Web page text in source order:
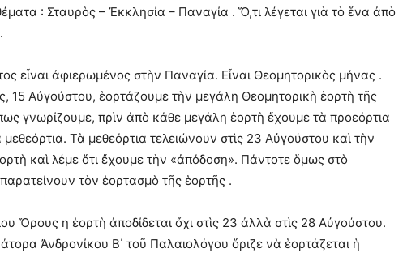
: Σταυρὸς – Ἐκκλησία – Παναγία . Ὅ,τι λέγεται γιὰ τὸ ἕνα ἀπὸ
εἶναι ἀφιερωμένος στὴν Παναγία. Εἶναι Θεομητορικὸς μήνας .
15 Αὐγούστου, ἑορτάζουμε τὴν μεγάλη Θεομητορικὴ ἑορτὴ τῆς
γνωρίζουμε, πρὶν ἀπὸ κάθε μεγάλη ἑορτὴ ἔχουμε τὰ προεόρτια
Τὰ μεθεόρτια τελειώνουν στὶς 23 Αὐγούστου καὶ τὴν
καὶ λέμε ὅτι ἔχουμε τὴν «ἀπόδοση». Πάντοτε ὅμως στὸ
τὸν ἑορτασμὸ τῆς ἑορτῆς .
Ὄρους η ἑορτὴ ἀποδίδεται ὄχι στὶς 23 ἀλλὰ στὶς 28 Αὐγούστου.
Ἀνδρονίκου Β΄ τοῦ Παλαιολόγου ὅριζε νὰ ἑορτάζεται ἡ